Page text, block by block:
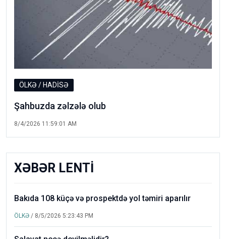
ÖLKƏ / HADİSƏ
Şahbuzda zəlzələ olub
8/4/2026 11:59:01 AM
XƏBƏR LENTİ
Bakıda 108 küçə və prospektdə yol təmiri aparılır
ÖLKƏ / 8/5/2026 5:23:43 PM